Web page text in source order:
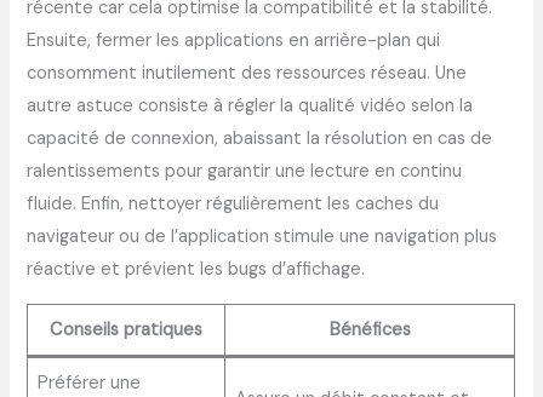
récente car cela optimise la compatibilité et la stabilité.
Ensuite, fermer les applications en arrière-plan qui
consomment inutilement des ressources réseau. Une
autre astuce consiste à régler la qualité vidéo selon la
capacité de connexion, abaissant la résolution en cas de
ralentissements pour garantir une lecture en continu
fluide. Enfin, nettoyer régulièrement les caches du
navigateur ou de l’application stimule une navigation plus
réactive et prévient les bugs d’affichage.
Conseils pratiques Bénéfices
Préférer une